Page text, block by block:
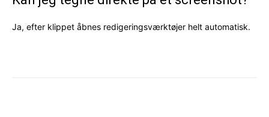
Ja, efter klippet åbnes redigeringsværktøjer helt automatisk.